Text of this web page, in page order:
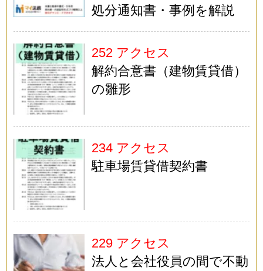
処分通知書・事例を解説
252 アクセス
解約合意書（建物賃貸借）
の雛形
234 アクセス
駐車場賃貸借契約書
229 アクセス
法人と会社役員の間で不動